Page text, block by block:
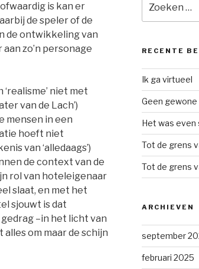
is kan er
de speler of de
de ontwikkeling van
zo’n personage
niet met
van de Lach’)
mensen in een
hoeft niet
van ‘alledaags’)
de context van de
rol van hoteleigenaar
slaat, en met het
sjouwt is dat
–in het licht van
om maar de schijn
naar:
RECENTE
Ik ga virtueel
Geen
Het was
Tot de grens
Tot de grens
ARCHIEVEN
september
februari 2025